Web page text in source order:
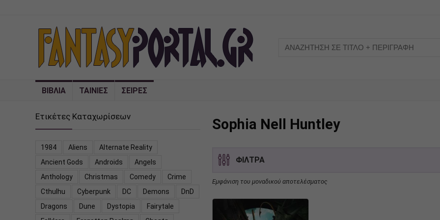
ΒΙΒΛΙΑ ΤΑΙΝΙΕΣ ΣΕΙΡΕΣ
Ετικέτες Καταχωρίσεων
1984 Aliens
Alternate Reality
Ancient Gods
Androids
Angels
Anthology
Christmas Comedy
Crime
Cthulhu
Cyberpunk DC Demons
DnD
Dragons
Dune Dystopia
Fairytale
Sophia Nell Huntley
ΦΙΛΤΡΑ
Εμφάνιση του μοναδικού αποτελέσματος